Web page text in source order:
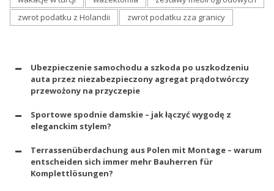
zwrot podatku z Holandii
zwrot podatku zza granicy
Ubezpieczenie samochodu a szkoda po uszkodzeniu
auta przez niezabezpieczony agregat prądotwórczy
przewożony na przyczepie
Sportowe spodnie damskie – jak łączyć wygodę z
eleganckim stylem?
Terrassenüberdachung aus Polen mit Montage – warum
entscheiden sich immer mehr Bauherren für
Komplettlösungen?